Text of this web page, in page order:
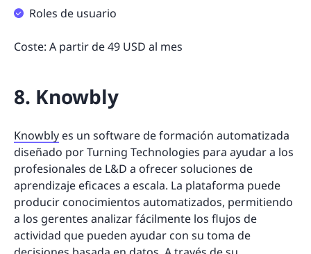
Roles de usuario
Coste: A partir de 49 USD al mes
8. Knowbly
Knowbly es un software de formación automatizada
diseñado por Turning Technologies para ayudar a los
profesionales de L&D a ofrecer soluciones de
aprendizaje eficaces a escala. La plataforma puede
producir conocimientos automatizados, permitiendo
a los gerentes analizar fácilmente los flujos de
actividad que pueden ayudar con su toma de